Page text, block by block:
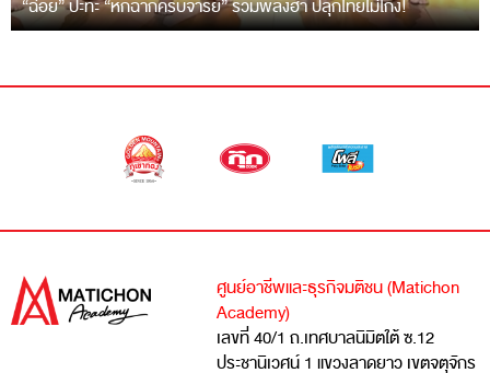
“ฉ่อย” ปะทะ “หกฉากครับจารย์” รวมพลังฮา ปลุกไทยไม่โกง!
ศูนย์อาชีพและธุรกิจมติชน (Matichon
Academy)
เลขที่ 40/1 ถ.เทศบาลนิมิตใต้ ซ.12
ประชานิเวศน์ 1 แขวงลาดยาว เขตจตุจักร